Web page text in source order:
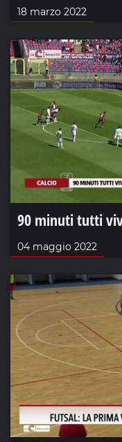
18 marzo 2022
90 minuti tutti
04 maggio 2022